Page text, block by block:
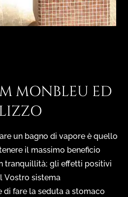
MONBLEU ED
un bagno di vapore è quello
il massimo beneficio
tranquillità; gli effetti positivi
Vostro sistema
di fare la seduta a stomaco